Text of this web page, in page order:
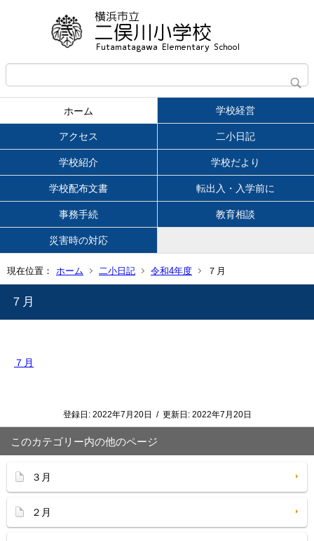
ホーム 学校経営
アクセス 二小日記
学校紹介 学校だより
学校配布文書 転出入・入学前に
事務手続 教育相談
災害時の対応
現在位置： ホーム 二小日記 令和4年度 ７月
７月
７月
登録日: 2022年7月20日 / 更新日: 2022年7月20日
このカテゴリー内の他のページ
３月
２月